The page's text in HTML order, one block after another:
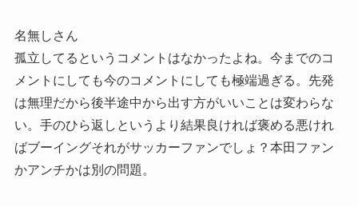
名無しさん
孤立してるというコメントはなかったよね。今までのコ
メントにしても今のコメントにしても極端過ぎる。先発
は無理だから後半途中から出す方がいいことは変わらな
い。手のひら返しというより結果良ければ褒める悪けれ
ばブーイングそれがサッカーファンでしょ？本田ファン
かアンチかは別の問題。